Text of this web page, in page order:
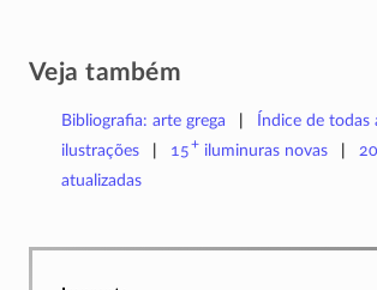
Veja também
Bibliografia: arte grega
Índice de todas
ilustrações
15+ iluminuras novas 20
atualizadas